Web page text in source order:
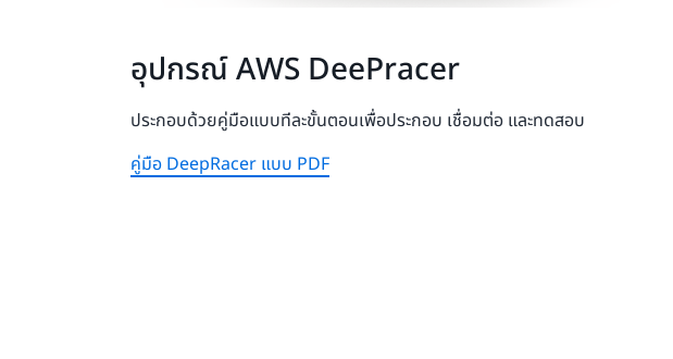
อุปกรณ์ AWS DeePracer
ประกอบด้วยคู่มือแบบทีละขั้นตอนเพื่อประกอบ เชื่อมต่อ และทดสอบ
คู่มือ DeepRacer แบบ PDF